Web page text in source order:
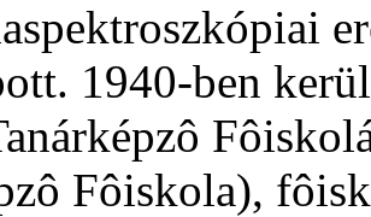
1940-ben
Fôiskola),